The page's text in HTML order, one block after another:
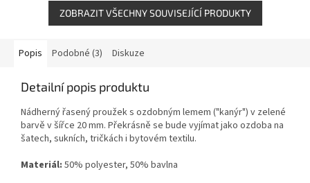
ZOBRAZIT VŠECHNY SOUVISEJÍCÍ PRODUKTY
Popis Podobné (3) Diskuze
Detailní popis produktu
Nádherný řasený proužek s ozdobným lemem ("kanýr") v zelené
barvě v šířce 20 mm. Překrásně se bude vyjímat jako ozdoba na
šatech, sukních, tričkách i bytovém textilu.
Materiál: 50% polyester, 50% bavlna